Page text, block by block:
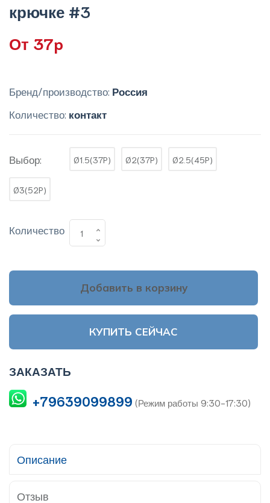
крючке #3
От 37p
Бренд/производство: Россия
Количество: контакт
Выбор: Ø1.5(37P) Ø2(37P) Ø2.5(45P)
Ø3(52P)
Количество
Добавить в корзину
КУПИТЬ СЕЙЧАС
ЗАКАЗАТЬ
+79639099899 (Режим работы 9:30-17:30)
Описание
Отзыв